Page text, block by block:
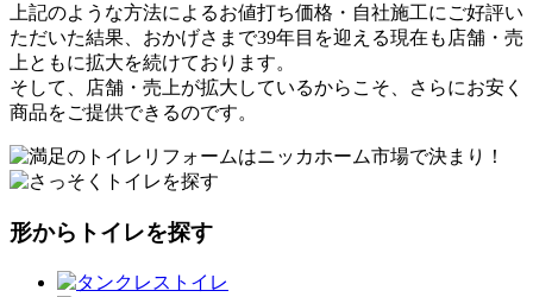
上記のような方法によるお値打ち価格・自社施工にご好評い
ただいた結果、おかげさまで39年目を迎える現在も店舗・売
上ともに拡大を続けております。
そして、店舗・売上が拡大しているからこそ、さらにお安く
商品をご提供できるのです。
形からトイレを探す